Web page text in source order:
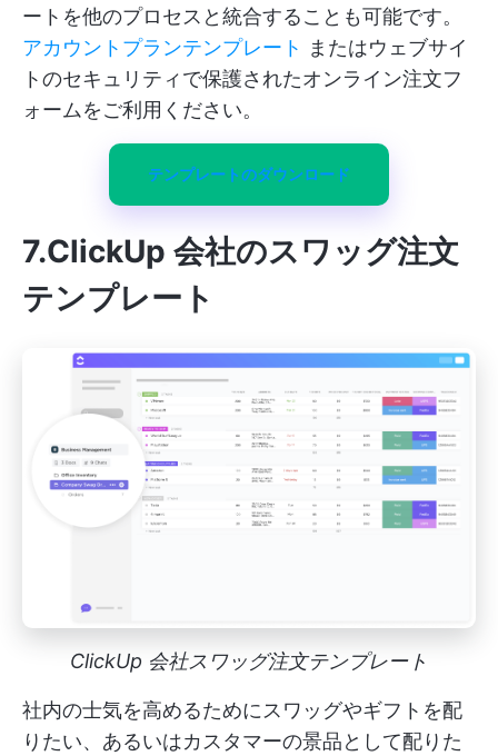
ートを他のプロセスと統合することも可能です。
アカウントプランテンプレート
またはウェブサイ
トのセキュリティで保護されたオンライン注文フ
ォームをご利用ください。
テンプレートのダウンロード
7.ClickUp 会社のスワッグ注文
テンプレート
ClickUp 会社スワッグ注文テンプレート
社内の士気を高めるためにスワッグやギフトを配
りたい、あるいはカスタマーの景品として配りた